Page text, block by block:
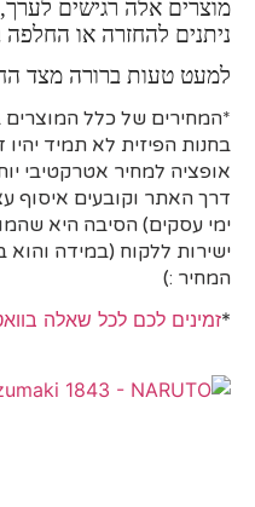
מוצרים אלה רגישים
ניתנים להחזרה או
למעט טעות ברורה מצד
*המחירים של כלל
בחנות הפיזית לא תמיד יהיו
אופציה למחיר אטרקטיבי
ימי עסקים) הסיבה היא
ישירות ללקוח (במידה
המחיר :)
*זמינים לכם לכל שאלה